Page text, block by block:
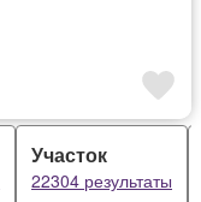
Участок
22304 результаты